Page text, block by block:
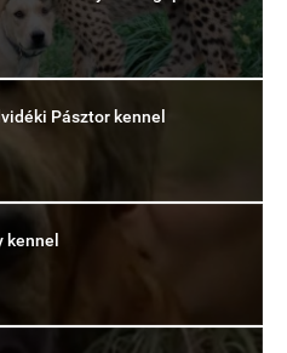
Pásztor kennel
kennel